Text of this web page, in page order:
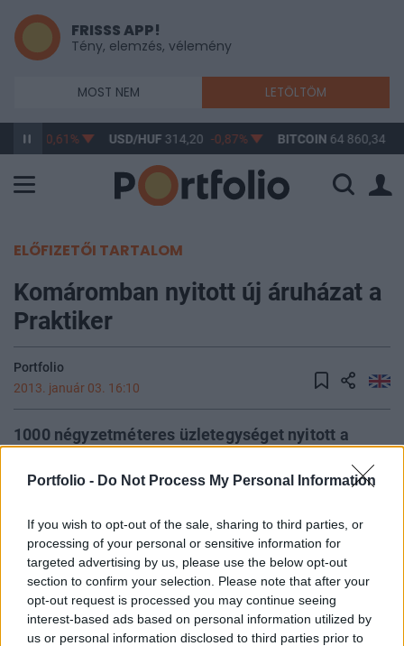
Portfolio - Do Not Process My Personal Information
If you wish to opt-out of the sale, sharing to third parties, or
processing of your personal or sensitive information for
targeted advertising by us, please use the below opt-out
section to confirm your selection. Please note that after your
opt-out request is processed you may continue seeing
interest-based ads based on personal information utilized by
us or personal information disclosed to third parties prior to
FRISSS APP!
Tény, elemzés, vélemény
MOST NEM LETÖLTÖM
-0,61% USD/HUF 314,20 -0,87% BITCOIN 64 860,34
ELŐFIZETŐI TARTALOM
Komáromban nyitott új áruházat a
Praktiker
Portfolio
2013. január 03. 16:10
1000 négyzetméteres üzletegységet nyitott a
beruházás keretében. A 21. magyarországi áruház
történetében. Az új üzletegységben euróval is
lehet fizetni.
Megkezdte Észak-Dunántúlon is a kisáruház
koncepciójának tesztjét a Praktiker azzal, hogy megnyitotta
új üzletegységét a szlovák-magyar határon fekvő